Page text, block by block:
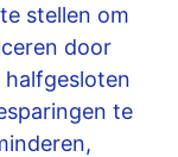
stellen om
door
halfgesloten
te